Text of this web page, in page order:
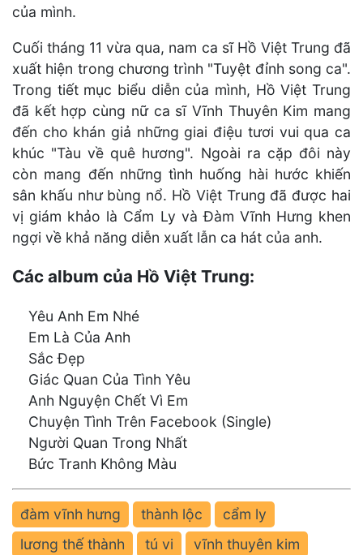
của mình.
Cuối tháng 11 vừa qua, nam ca sĩ Hồ Việt Trung đã
xuất hiện trong chương trình "Tuyệt đỉnh song ca".
Trong tiết mục biểu diễn của mình, Hồ Việt Trung
đã kết hợp cùng nữ ca sĩ Vĩnh Thuyên Kim mang
đến cho khán giả những giai điệu tươi vui qua ca
khúc "Tàu về quê hương". Ngoài ra cặp đôi này
còn mang đến những tình huống hài hước khiến
sân khấu như bùng nổ. Hồ Việt Trung đã được hai
vị giám khảo là Cẩm Ly và Đàm Vĩnh Hưng khen
ngợi về khả năng diễn xuất lẫn ca hát của anh.
Các album của Hồ Việt Trung:
Yêu Anh Em Nhé
Em Là Của Anh
Sắc Đẹp
Giác Quan Của Tình Yêu
Anh Nguyện Chết Vì Em
Chuyện Tình Trên Facebook (Single)
Người Quan Trong Nhất
Bức Tranh Không Màu
đàm vĩnh hưng thành lộc
cẩm ly
lương thế thành
tú vi
vĩnh thuyên kim